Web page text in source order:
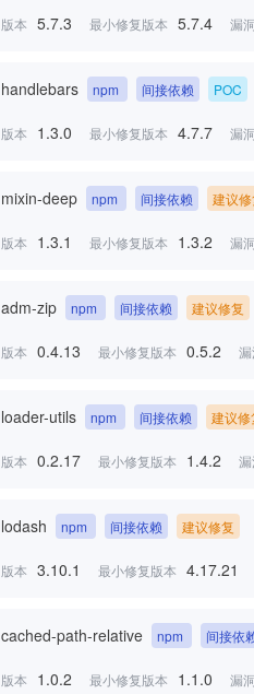
版本 5.7.3 最小修复版本 5.7.4 漏
handlebars npm 间接依赖 POC
版本 1.3.0 最小修复版本 4.7.7 漏
mixin-deep npm 间接依赖 建议
版本 1.3.1 最小修复版本 1.3.2 漏
adm-zip npm 间接依赖 建议修复
版本 0.4.13 最小修复版本 0.5.2
loader-utils npm 间接依赖 建议修
版本 0.2.17 最小修复版本 1.4.2
lodash npm 间接依赖 建议修复
版本 3.10.1 最小修复版本 4.17.21
cached-path-relative npm 间接依
版本 1.0.2 最小修复版本 1.1.0 漏